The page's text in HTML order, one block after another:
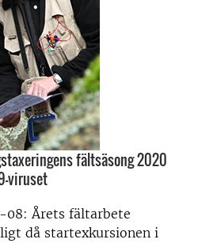
fältsäsong 2020
viruset
Årets fältarbete
då startexkursionen i